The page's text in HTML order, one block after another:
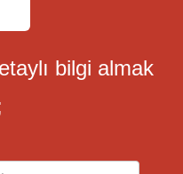
bilgi ​almak